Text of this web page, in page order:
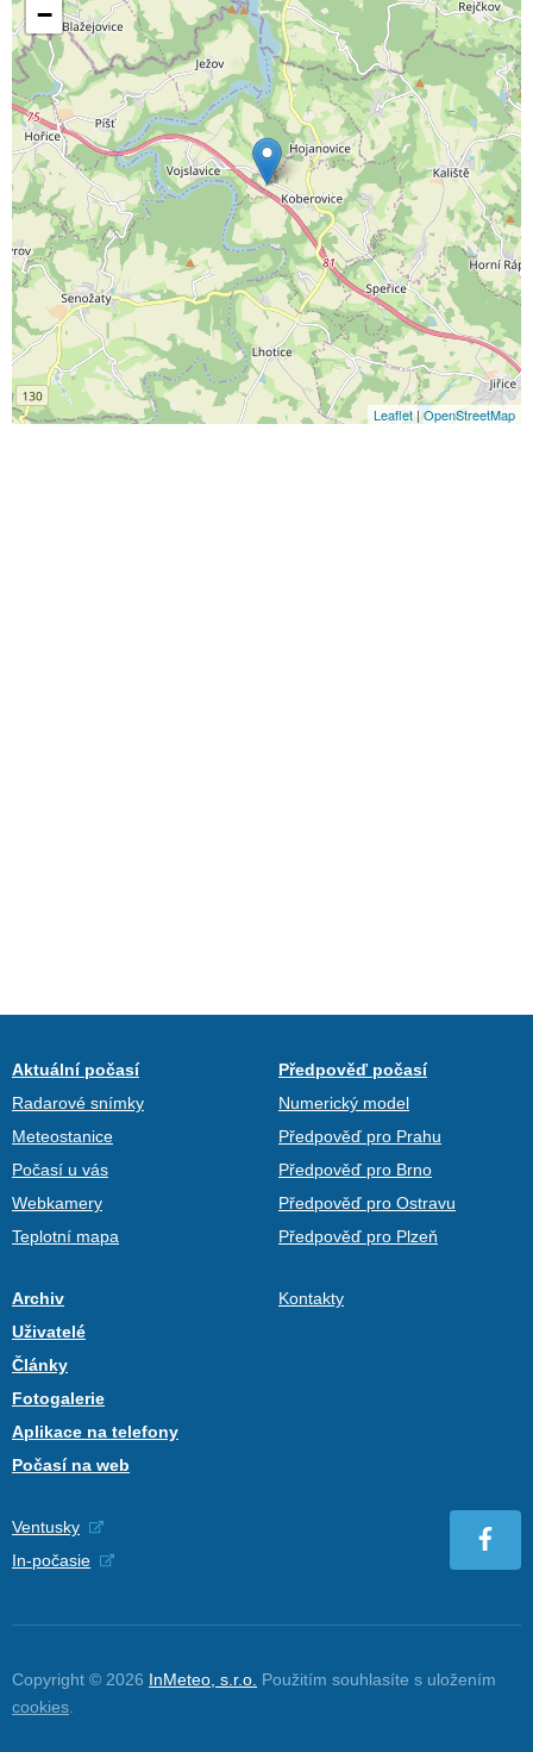
−
Leaflet |OpenStreetMap
Aktuální počasí
Radarové snímky
Meteostanice
Počasí u vás
Webkamery
Teplotní mapa
Předpověď počasí
Numerický model
Předpověď pro Prahu
Předpověď pro Brno
Předpověď pro Ostravu
Předpověď pro Plzeň
Archiv
Uživatelé
Články
Fotogalerie
Aplikace na telefony
Počasí na web
Kontakty
Ventusky
In-počasie
Copyright © 2026 InMeteo, s.r.o. Použitím souhlasíte s uložením
cookies